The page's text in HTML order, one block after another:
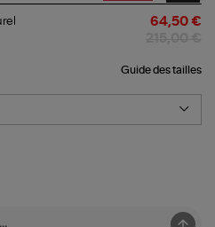
64,50 €
Guide des tailles